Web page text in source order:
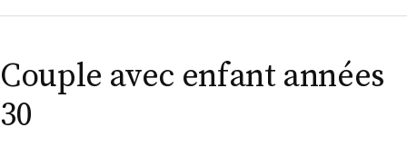
Couple avec enfant années
30